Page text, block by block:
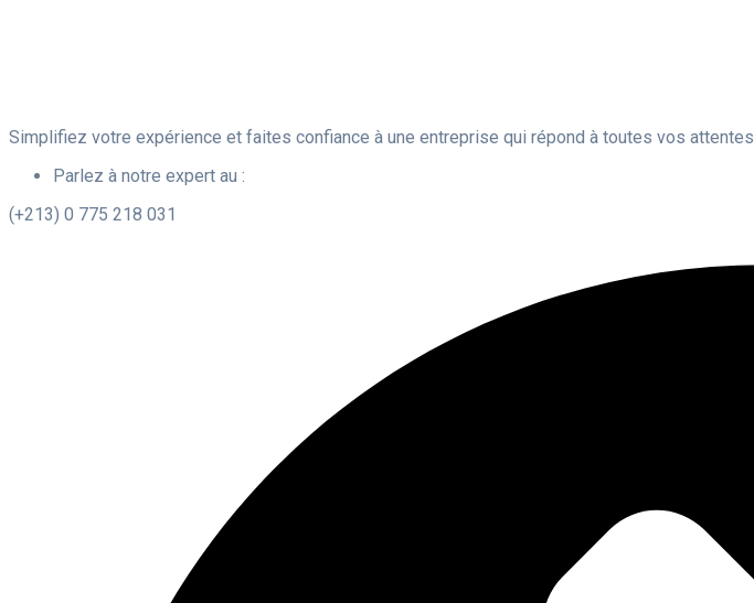
Simplifiez votre expérience et faites confiance à une entreprise qui répond à toutes vos attentes.
Parlez à notre expert au :
(+213) 0 775 218 031